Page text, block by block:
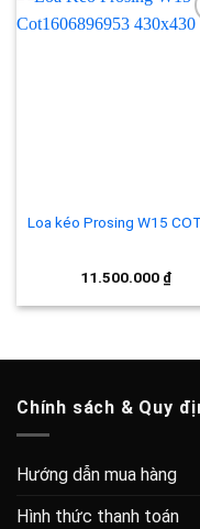
Loa kéo Prosing W15 COT
11.500.000 ₫
Chính sách & Quy
Hướng dẫn mua hàng
Hình thức thanh toán